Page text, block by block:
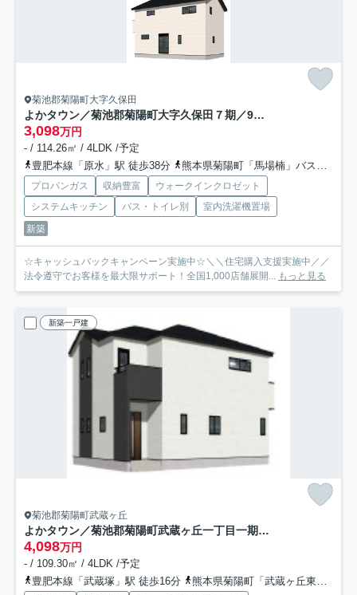
菊池郡菊陽町大字久保田
よかタウン／菊池郡菊陽町大字久保田７期／9号棟
3,098万円
- / 114.26㎡ / 4LDK /予定
豊肥本線「原水」駅 徒歩38分
熊本県菊陽町「馬場楠」バス停下車 徒歩10分
プロパンガス 収納豊富
ウォークインクロゼット
システムキッチン
バス・トイレ別
室内洗濯機置場
新築
☆キャッシュバックキャンペーン実施中☆＼＼住宅購入支援実施中／／
法令遵守でお客様を最大限サポート！全国1,000店舗展開... もっと見る
新築一戸建
菊池郡菊陽町武蔵ヶ丘
よかタウン／菊池郡菊陽町武蔵ヶ丘一丁目一期／2号棟
4,098万円
- / 109.30㎡ / 4LDK /予定
豊肥本線「武蔵塚」駅 徒歩16分
熊本県菊陽町「武蔵ヶ丘東」バス停下車 徒歩3分